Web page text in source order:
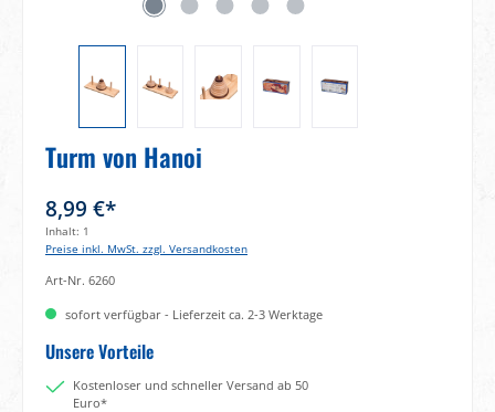
Turm von Hanoi
8,99 €*
Inhalt: 1
Preise inkl. MwSt. zzgl. Versandkosten
Art-Nr. 6260
sofort verfügbar - Lieferzeit ca. 2-3 Werktage
Unsere Vorteile
Kostenloser und schneller Versand ab 50
Euro*